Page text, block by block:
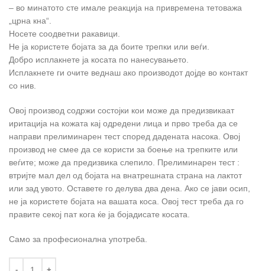
– во минатото сте имале реакција на привремена тетоважа
„црна кна“.
Носете соодветни ракавици.
Не ја користете бојата за да боите трепки или веѓи.
Добро исплакнете ја косата по нанесувањето.
Исплакнете ги очите веднаш ако производот дојде во контакт
со нив.
Овој производ содржи состојки кои може да предизвикаат
иритација на кожата кај одредени лица и прво треба да се
направи прелиминарен тест според дадената насока. Овој
производ не смее да се користи за боење на трепките или
веѓите; може да предизвика слепило. Прелиминарен тест :
втријте мал дел од бојата на внатрешната страна на лактот
или зад увото. Оставете го делува два дена. Ако се јави осип,
не ја користете бојата на вашата коса. Овој тест треба да го
правите секој пат кога ќе ја бојадисате косата.
Само за професионална употреба.